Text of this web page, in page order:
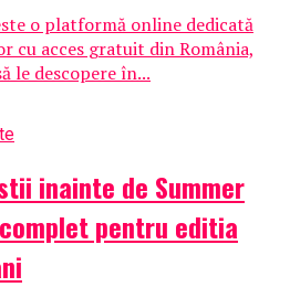
o platformă online dedicată
cu acces gratuit din România,
le descopere în...
inainte de Summer
pentru editia